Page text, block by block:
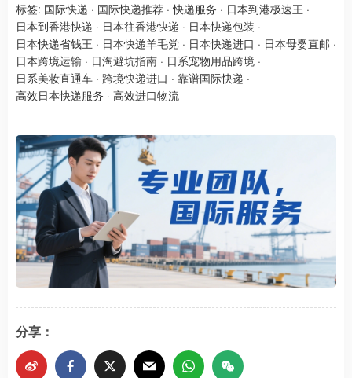
标签: 国际快递 · 国际快递推荐 ·快递服务 · 日本到港极速王 ·
日本到香港快递 · 日本往香港快递 · 日本快递包装 ·
日本快递省钱王 · 日本快递羊毛党 · 日本快递进口 · 日本母婴直邮 ·
日本跨境运输 · 日淘避坑指南 · 日系宠物用品跨境 ·
日系美妆直通车 · 跨境快递进口 · 靠谱国际快递 ·
高效日本快递服务 · 高效进口物流
分享：